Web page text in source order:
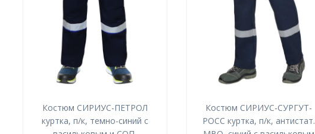
Костюм СИРИУС-ПЕТРОЛ
куртка, п/к, темно-синий с
Костюм СИРИУС-СУРГУТ-
РОСС куртка, п/к, антистат.